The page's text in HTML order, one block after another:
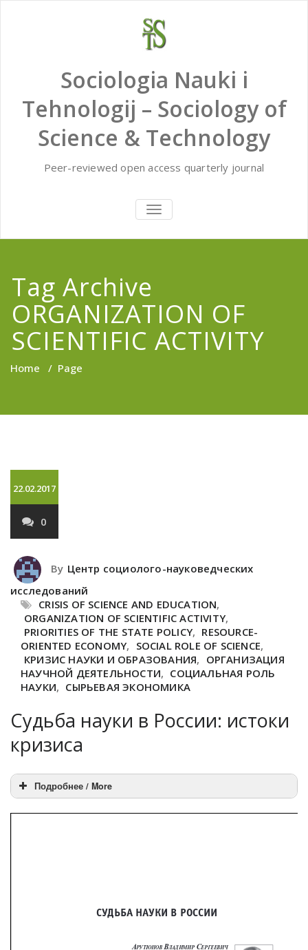
Sociologia Nauki i
Tehnologij – Sociology of
Science & Technology
Peer-reviewed open access quarterly journal
TOGGLE
NAVIGATION
Tag Archive
ORGANIZATION OF
SCIENTIFIC ACTIVITY
Home / Page
22.02.2017
0
By Центр социолого-науковедческих
исследований
CRISIS OF SCIENCE AND EDUCATION,
ORGANIZATION OF SCIENTIFIC ACTIVITY,
PRIORITIES OF THE STATE POLICY, RESOURCE-
ORIENTED ECONOMY, SOCIAL ROLE OF SCIENCE,
КРИЗИС НАУКИ И ОБРАЗОВАНИЯ, ОРГАНИЗАЦИЯ
НАУЧНОЙ ДЕЯТЕЛЬНОСТИ, СОЦИАЛЬНАЯ РОЛЬ
НАУКИ, СЫРЬЕВАЯ ЭКОНОМИКА
Судьба науки в России: истоки
кризиса
Подробнее / More